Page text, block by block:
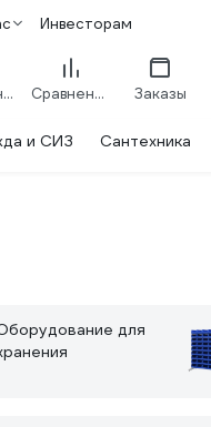
Инвесторам
Избранное Сравнение Заказы
и СИЗ Сантехника
для